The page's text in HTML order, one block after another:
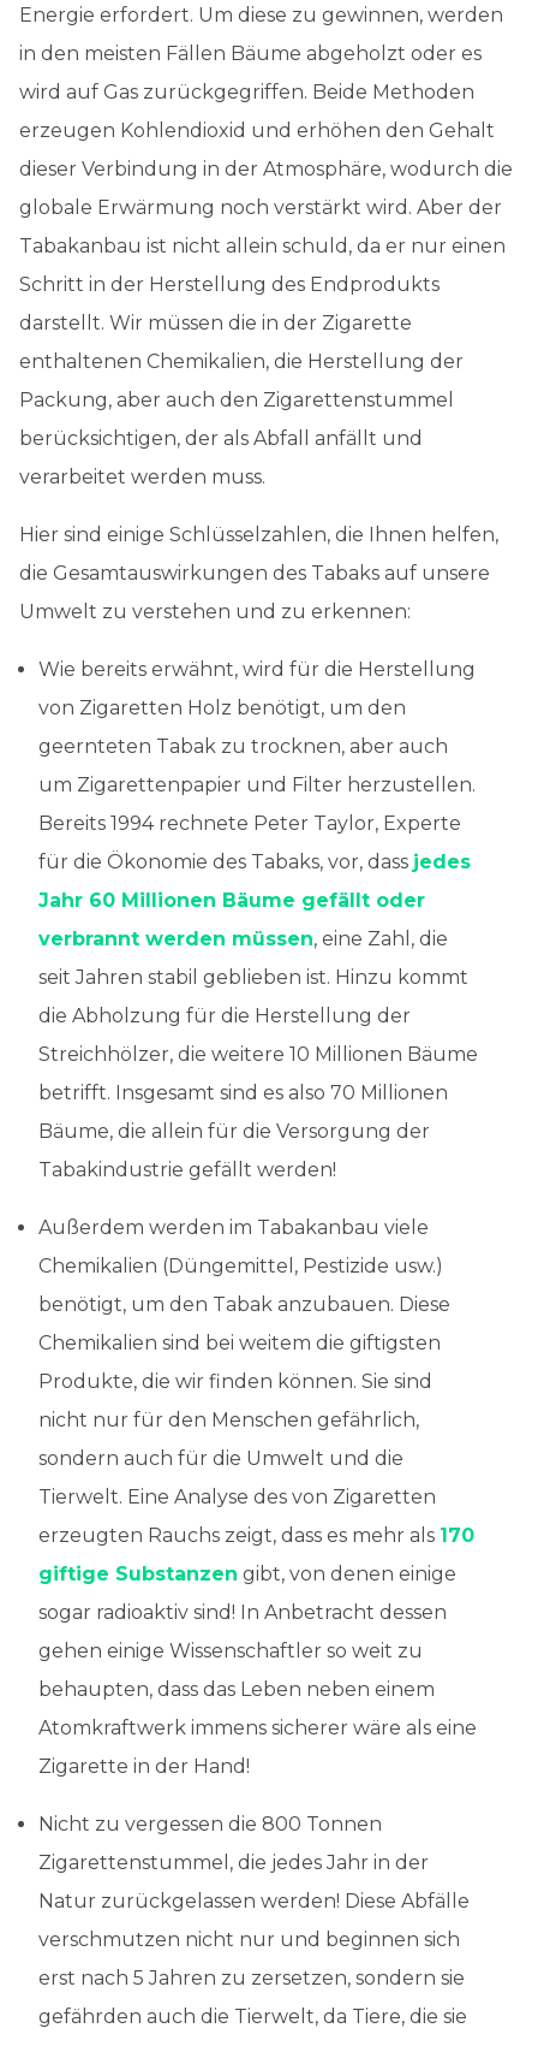
Energie erfordert. Um diese zu gewinnen, werden
in den meisten Fällen Bäume abgeholzt oder es
wird auf Gas zurückgegriffen. Beide Methoden
erzeugen Kohlendioxid und erhöhen den Gehalt
dieser Verbindung in der Atmosphäre, wodurch die
globale Erwärmung noch verstärkt wird. Aber der
Tabakanbau ist nicht allein schuld, da er nur einen
Schritt in der Herstellung des Endprodukts
darstellt. Wir müssen die in der Zigarette
enthaltenen Chemikalien, die Herstellung der
Packung, aber auch den Zigarettenstummel
berücksichtigen, der als Abfall anfällt und
verarbeitet werden muss.
Hier sind einige Schlüsselzahlen, die Ihnen helfen,
die Gesamtauswirkungen des Tabaks auf unsere
Umwelt zu verstehen und zu erkennen:
Wie bereits erwähnt, wird für die Herstellung
von Zigaretten Holz benötigt, um den
geernteten Tabak zu trocknen, aber auch
um Zigarettenpapier und Filter herzustellen.
Bereits 1994 rechnete Peter Taylor, Experte
für die Ökonomie des Tabaks, vor, dass jedes
Jahr 60 Millionen Bäume gefällt oder
verbrannt werden müssen, eine Zahl, die
seit Jahren stabil geblieben ist. Hinzu kommt
die Abholzung für die Herstellung der
Streichhölzer, die weitere 10 Millionen Bäume
betrifft. Insgesamt sind es also 70 Millionen
Bäume, die allein für die Versorgung der
Tabakindustrie gefällt werden!
Außerdem werden im Tabakanbau viele
Chemikalien (Düngemittel, Pestizide usw.)
benötigt, um den Tabak anzubauen. Diese
Chemikalien sind bei weitem die giftigsten
Produkte, die wir finden können. Sie sind
nicht nur für den Menschen gefährlich,
sondern auch für die Umwelt und die
Tierwelt. Eine Analyse des von Zigaretten
erzeugten Rauchs zeigt, dass es mehr als 170
giftige Substanzen gibt, von denen einige
sogar radioaktiv sind! In Anbetracht dessen
gehen einige Wissenschaftler so weit zu
behaupten, dass das Leben neben einem
Atomkraftwerk immens sicherer wäre als eine
Zigarette in der Hand!
Nicht zu vergessen die 800 Tonnen
Zigarettenstummel, die jedes Jahr in der
Natur zurückgelassen werden! Diese Abfälle
verschmutzen nicht nur und beginnen sich
erst nach 5 Jahren zu zersetzen, sondern sie
gefährden auch die Tierwelt, da Tiere, die sie